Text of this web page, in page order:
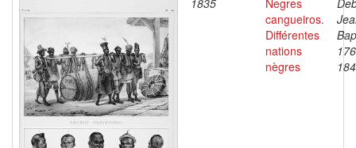
1835
Negres
cangueiros.
Différentes
nations
nègres